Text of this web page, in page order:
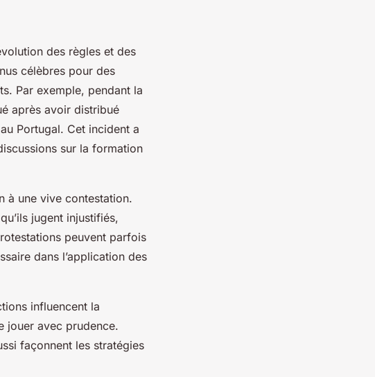
des règles et des
célèbres pour des
Par exemple, pendant la
après avoir distribué
Portugal. Cet incident a
sur la formation
à une vive contestation.
jugent injustifiés,
peuvent parfois
dans l’application des
influencent la
jouer avec prudence.
façonnent les stratégies